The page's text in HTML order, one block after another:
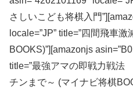
さしいこども将棋入門
locale=”JP” title=”四間飛車
BOOKS)”][amazonjs
title=”最強アマの即戦力戦法
チンまで～ (マイナビ将棋